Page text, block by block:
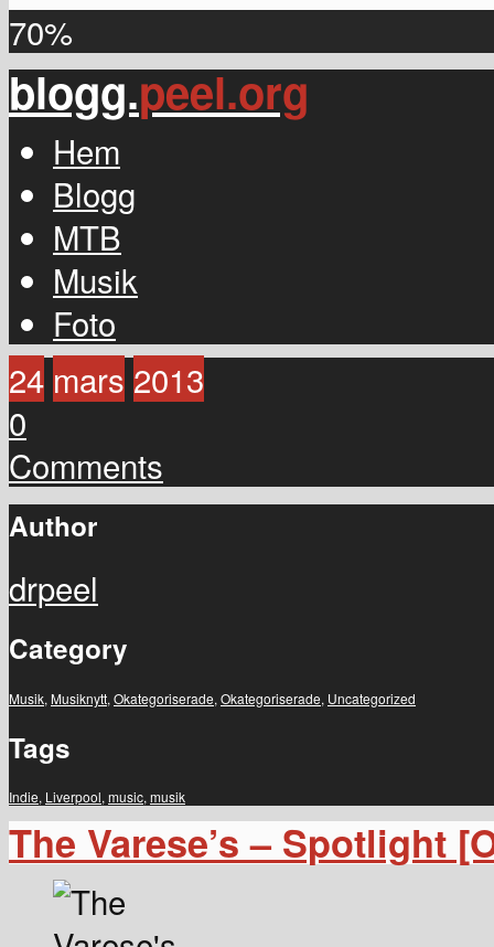
70%
blogg.peel.org
Hem
Blogg
MTB
Musik
Foto
24 mars 2013
0
Comments
Author
drpeel
Category
Musik, Musiknytt, Okategoriserade, Okategoriserade, Uncategorized
Tags
Indie, Liverpool, music, musik
The Varese’s – Spotlight